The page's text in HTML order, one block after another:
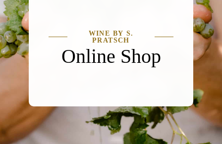
WINE BY S.
PRATSCH
Online Shop